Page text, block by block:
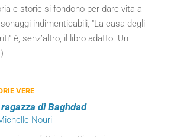
e storie si fondono per dare vita a
indimenticabili, "La casa degli
è, senz’altro, il libro adatto. Un
VERE
di Baghdad
Nouri